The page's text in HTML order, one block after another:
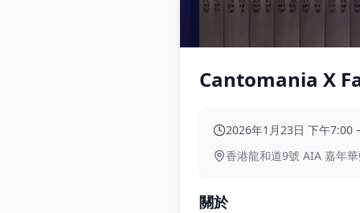
Cantomania X
2026年1月23日 下午7:00
香港龍和道9號 AIA 嘉年
關於